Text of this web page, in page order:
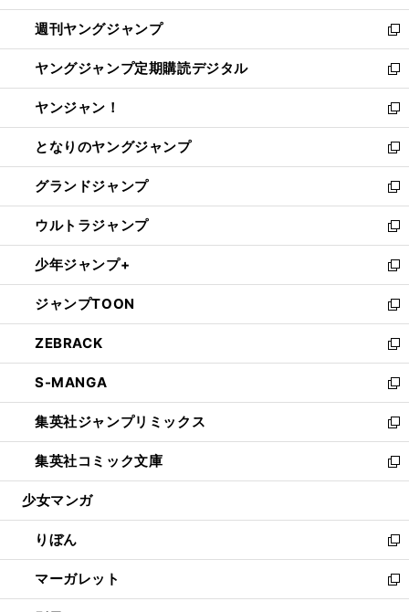
開
く
ウ
で
開
く
ン
ド
ウ
で
開
く
ウ
ィ
ン
ド
ウ
で
開
く
週刊ヤングジャンプ
新
し
い
ウ
ィ
ン
ド
ウ
で
開
く
ヤングジャンプ定期購読デジタル
新
し
い
ウ
ィ
ン
ド
ウ
で
開
く
ヤンジャン！
新
し
い
ウ
ィ
ン
ド
ウ
で
開
く
となりのヤングジャンプ
新
し
い
ウ
ィ
ン
ド
ウ
で
開
く
グランドジャンプ
新
し
い
ウ
ィ
ン
ド
ウ
で
開
く
ウルトラジャンプ
新
し
い
ウ
ィ
ン
ド
ウ
で
開
く
少年ジャンプ+
新
し
い
ウ
ィ
ン
ド
ウ
で
開
く
ジャンプTOON
新
し
い
ウ
ィ
ン
ド
ウ
で
開
ZEBRACK
新
し
い
ウ
ィ
ン
ド
ウ
開
く
S-MANGA
新
し
い
ウ
ィ
ン
ウ
で
開
く
集英社ジャンプリミックス
新
し
い
ウ
ン
ド
ウ
で
開
集英社コミック文庫
新
し
ウ
ィ
ン
ド
ウ
少女マンガ
りぼん
新
し
い
ウ
マーガレット
新
し